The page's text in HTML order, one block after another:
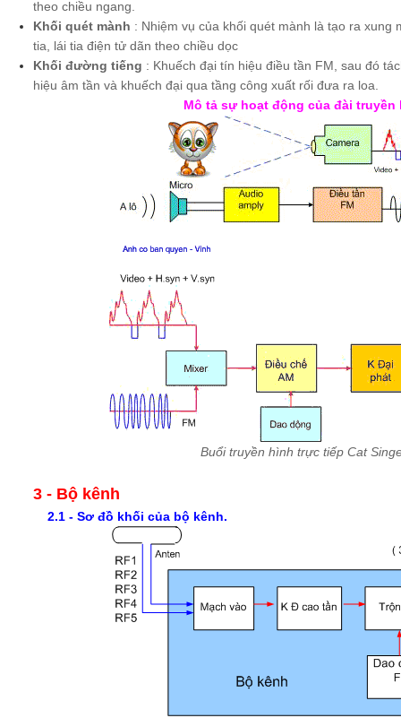
theo chiều ngang.
Khối quét mành : Nhiệm vụ của khối quét mành là tạo ra xung
tia, lái tia điện tử dãn theo chiều dọc
Khối đường tiếng : Khuếch đại tín hiệu điều tần FM, sau đó
hiệu âm tần và khuếch đại qua tầng công xuất rối đưa ra loa.
Mô tả sự hoạt động của đài truyền
Buổi truyền hình trực tiếp Cat
3 - Bộ kênh
2.1 - Sơ đồ khối của bộ kênh.